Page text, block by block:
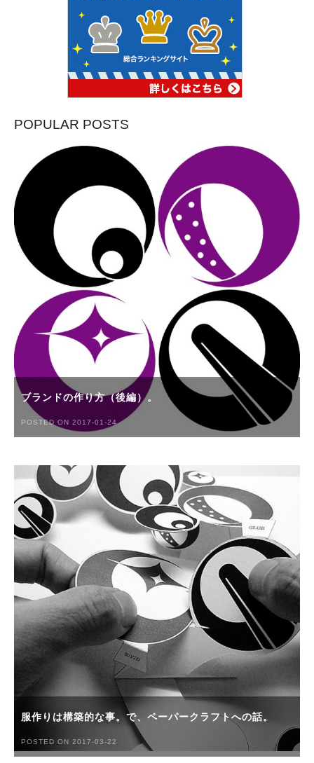
POPULAR POSTS
ブランドの作り方（後編）。
POSTED ON 2017-01-24
服作りは構築的な事。で、ペーパークラフトへの話。
POSTED ON 2017-03-22